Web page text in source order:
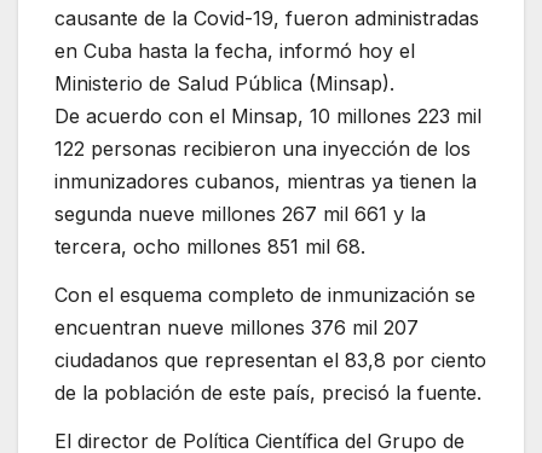
causante de la Covid-19, fueron administradas
en Cuba hasta la fecha, informó hoy el
Ministerio de Salud Pública (Minsap).
De acuerdo con el Minsap, 10 millones 223 mil
122 personas recibieron una inyección de los
inmunizadores cubanos, mientras ya tienen la
segunda nueve millones 267 mil 661 y la
tercera, ocho millones 851 mil 68.
Con el esquema completo de inmunización se
encuentran nueve millones 376 mil 207
ciudadanos que representan el 83,8 por ciento
de la población de este país, precisó la fuente.
El director de Política Científica del Grupo de